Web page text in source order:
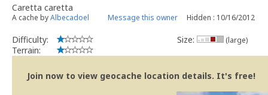
Caretta caretta
A cache byAlbecadoel Message this owner Hidden : 10/16/2012
Difficulty:
Terrain:
Size: (large)
Join now to view geocache location details. It's free!